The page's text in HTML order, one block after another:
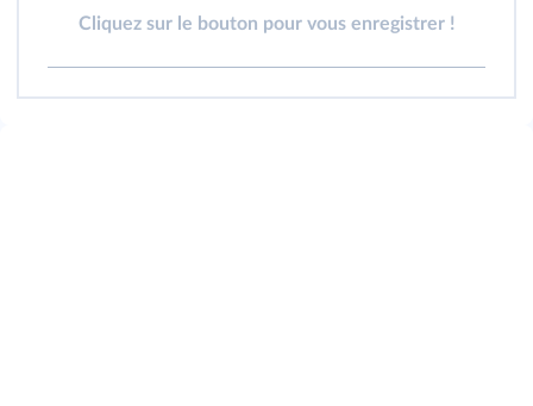
Cliquez sur le bouton pour vous enregistrer !